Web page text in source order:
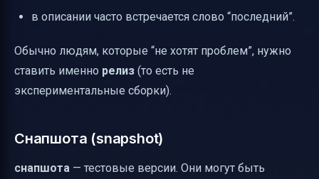
в описании часто встречается слово “последний”.
Обычно людям, которые “не хотят проблем”, нужно
ставить именно релиз (то есть не
экспериментальные сборки).
Снапшота (snapshot)
снапшота — тестовые версии. Они могут быть